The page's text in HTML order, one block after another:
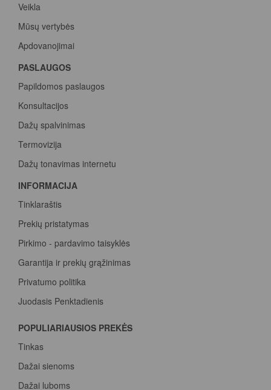
Veikla
Mūsų vertybės
Apdovanojimai
PASLAUGOS
Papildomos paslaugos
Konsultacijos
Dažų spalvinimas
Termovizija
Dažų tonavimas internetu
INFORMACIJA
Tinklaraštis
Prekių pristatymas
Pirkimo - pardavimo taisyklės
Garantija ir prekių grąžinimas
Privatumo politika
Juodasis Penktadienis
POPULIARIAUSIOS PREKĖS
Tinkas
Dažai sienoms
Dažai luboms